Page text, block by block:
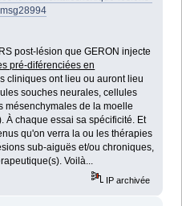
post-lésion que GERON injecte
pré-diférenciées en
cliniques ont lieu ou auront lieu
souches neurales, cellules
mésenchymales de la moelle
À chaque essai sa spécificité. Et
qu'on verra la ou les thérapies
sub-aiguës et/ou chroniques,
Voilà...
IP archivée